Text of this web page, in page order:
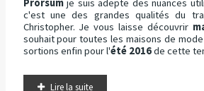
Prorsumje suis adepte des nuances
c'est une des grandes qualités du
Christopher. Je vous laisse découvrir
souhait pour toutes les maisons de
sortions enfin pour l'été 2016de cette
Lire la suite